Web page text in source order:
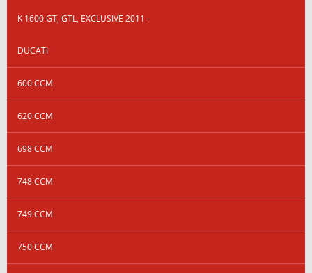
K 1600 GT, GTL, EXCLUSIVE 2011 -
DUCATI
600 CCM
620 CCM
698 CCM
748 CCM
749 CCM
750 CCM